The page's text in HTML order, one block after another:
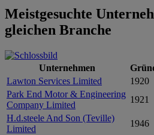
Meistgesuchte
gleichen Branche
Unternehmen
Lawton Services Limited
1920
Park End Motor & Engineering
Company Limited
1921
H.d.steele And Son (Teville)
Limited
1946